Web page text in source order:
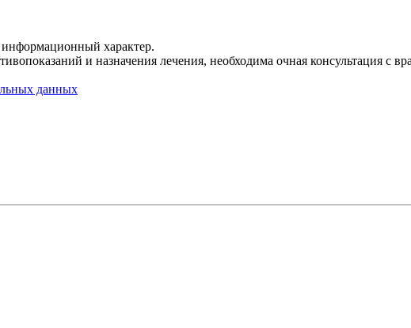
характер.
и назначения лечения, необходима очная консультация с
данных